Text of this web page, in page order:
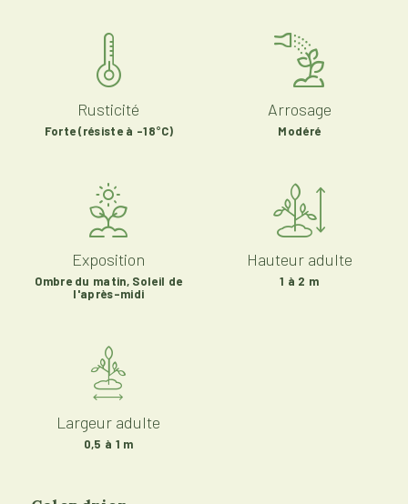
Hauteur adulte
1 à 2 m
Largeur adulte
0,5 à 1 m
Rusticité
Forte (résiste à -18°C)
Arrosage
Modéré
Exposition
Ombre du matin, Soleil de
l'après-midi